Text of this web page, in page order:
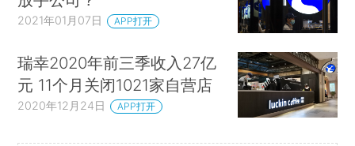
2021年01月07日 APP打开
瑞幸2020年前三季收入27亿
元 11个月关闭1021家自营店
2020年12月24日 APP打开